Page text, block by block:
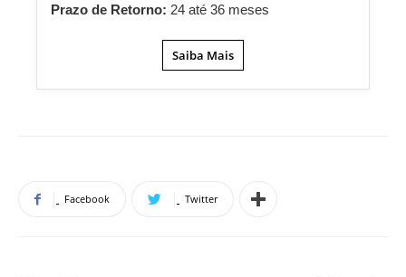
Prazo de Retorno: 24 até 36 meses
Saiba Mais
Facebook Twitter